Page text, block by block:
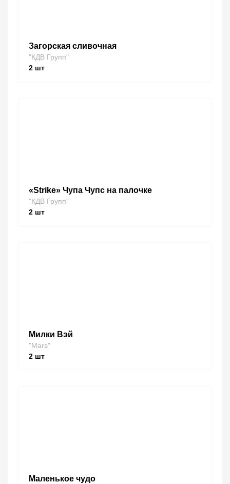
Загорская сливочная
"КДВ Групп"
2 шт
«Strike» Чупа Чупс на палочке
"КДВ Групп"
2 шт
Милки Вэй
"Mars"
2 шт
Маленькое чудо